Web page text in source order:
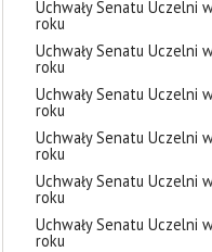
Uchwały Senatu Uczelni
roku
Uchwały Senatu Uczelni
roku
Uchwały Senatu Uczelni
roku
Uchwały Senatu Uczelni
roku
Uchwały Senatu Uczelni
roku
Uchwały Senatu Uczelni
roku